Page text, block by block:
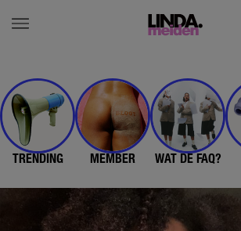
TRENDING MEMBER WAT DE FAQ?